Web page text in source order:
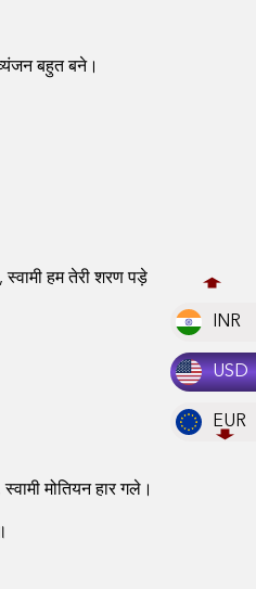
INR
USD
EUR
बहुत बने।
स्वामी हम तेरी शरण पड़े
मोतियन हार गले।